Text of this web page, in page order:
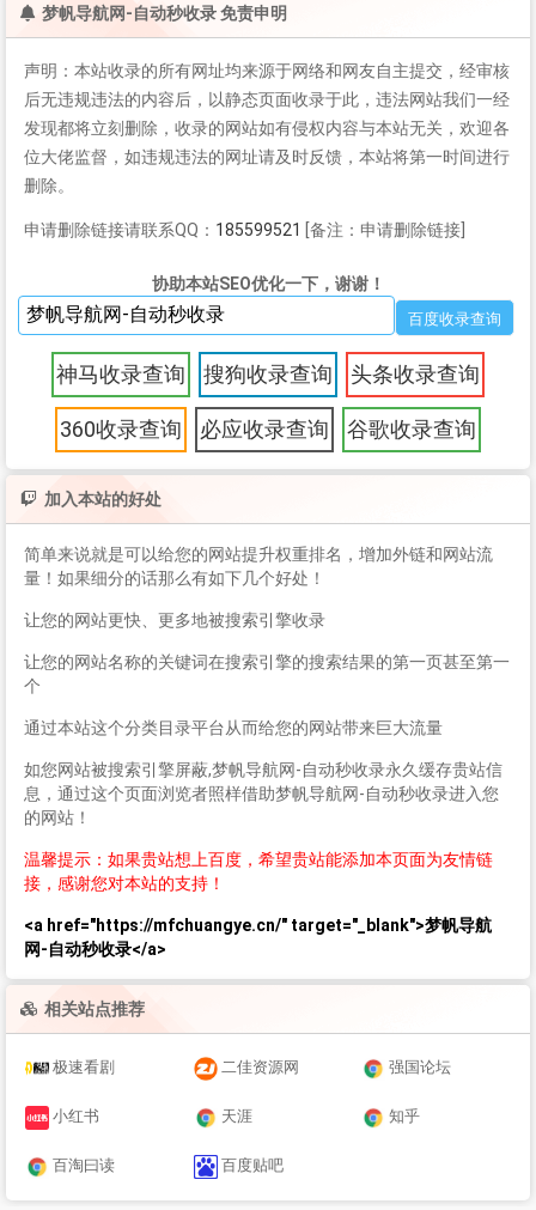
梦帆导航网-自动秒收录 免责申明
声明：本站收录的所有网址均来源于网络和网友自主提交，经审核
后无违规违法的内容后，以静态页面收录于此，违法网站我们一经
发现都将立刻删除，收录的网站如有侵权内容与本站无关，欢迎各
位大佬监督，如违规违法的网址请及时反馈，本站将第一时间进行
删除。
申请删除链接请联系QQ： 185599521 [备注：申请删除链接]
协助本站SEO优化一下，谢谢！
神马收录查询 搜狗收录查询 头条收录查询
360收录查询 必应收录查询 谷歌收录查询
加入本站的好处
简单来说就是可以给您的网站提升权重排名，增加外链和网站流
量！如果细分的话那么有如下几个好处！
让您的网站更快、更多地被搜索引擎收录
让您的网站名称的关键词在搜索引擎的搜索结果的第一页甚至第一
个
通过本站这个分类目录平台从而给您的网站带来巨大流量
如您网站被搜索引擎屏蔽,梦帆导航网-自动秒收录永久缓存贵站信
息，通过这个页面浏览者照样借助梦帆导航网-自动秒收录进入您
的网站！
温馨提示：如果贵站想上百度，希望贵站能添加本页面为友情链
接，感谢您对本站的支持！
<a href="https://mfchuangye.cn/" target="_blank">梦帆导航
网-自动秒收录</a>
相关站点推荐
极速看剧 二佳资源网 强国论坛
小红书 天涯 知乎
百淘曰读 百度贴吧